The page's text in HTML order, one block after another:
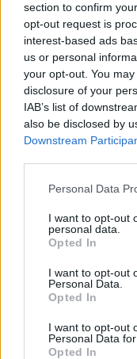
section to confirm
opt-out request is
interest-based ads
us or personal
your opt-out. You
disclosure of your
IAB’s list of
also be disclosed by
Downstream
Please note that this
not limited to your
grant or deny
use your data for
consent section.
Personal Data
I want to opt-out
personal data.
Opted In
I want to opt-out
Personal Data.
Opted In
I want to opt-out
Personal Data
Opted In
#ÉJJEL-NAPPAL
#FODRÁSZAT #